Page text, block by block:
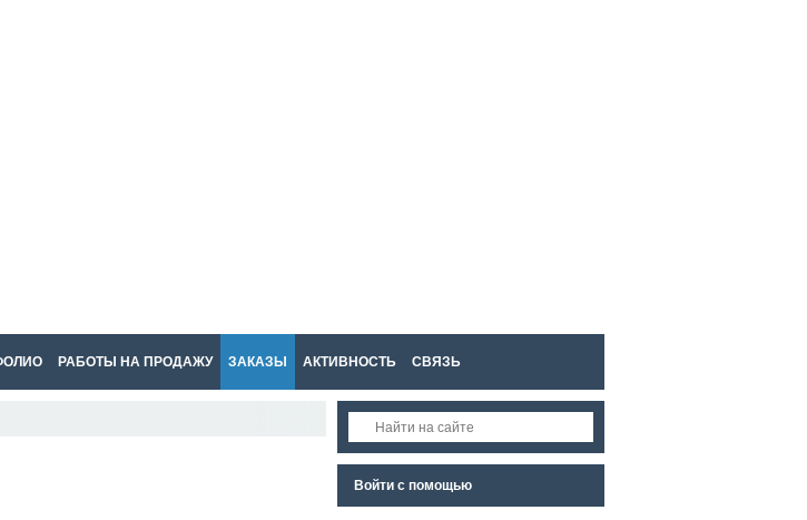
РАБОТЫ НА ПРОДАЖУ ЗАКАЗЫ АКТИВНОСТЬ СВЯЗЬ
Войти с помощью